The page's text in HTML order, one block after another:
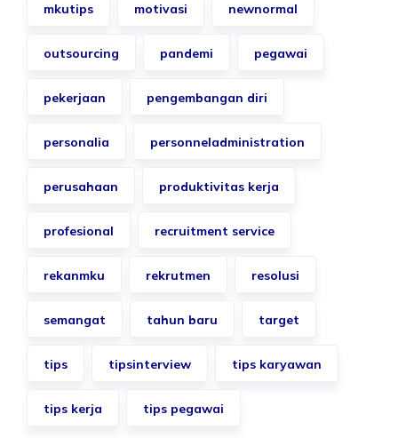
mkutips motivasi newnormal
outsourcing pandemi pegawai
pekerjaan pengembangan diri
personalia personneladministration
perusahaan produktivitas kerja
profesional recruitment service
rekanmku rekrutmen resolusi
semangat tahun baru target
tips tipsinterview tips karyawan
tips kerja tips pegawai